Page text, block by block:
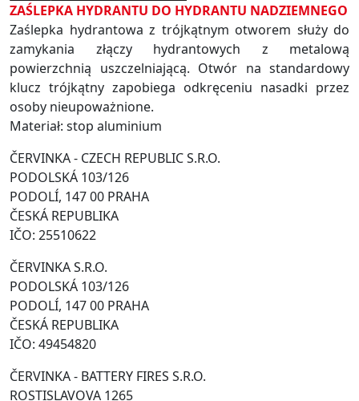
ZAŚLEPKA HYDRANTU DO HYDRANTU NADZIEMNEGO
Zaślepka hydrantowa z trójkątnym otworem służy do
zamykania złączy hydrantowych z metalową
powierzchnią uszczelniającą. Otwór na standardowy
klucz trójkątny zapobiega odkręceniu nasadki przez
osoby nieupoważnione.
Materiał: stop aluminium
ČERVINKA - CZECH REPUBLIC S.R.O.
PODOLSKÁ 103/126
PODOLÍ, 147 00 PRAHA
ČESKÁ REPUBLIKA
IČO: 25510622
ČERVINKA S.R.O.
PODOLSKÁ 103/126
PODOLÍ, 147 00 PRAHA
ČESKÁ REPUBLIKA
IČO: 49454820
ČERVINKA - BATTERY FIRES S.R.O.
ROSTISLAVOVA 1265